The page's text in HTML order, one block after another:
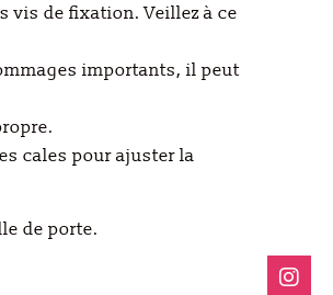
vis de fixation. Veillez à ce
importants, il peut
cales pour ajuster la
de porte.